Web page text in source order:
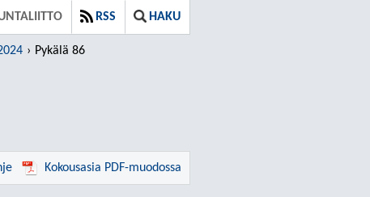
RSS HAKU
Pykälä 86
Kokousasia PDF-muodossa